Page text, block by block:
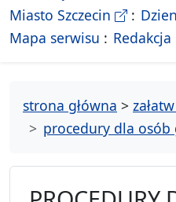
Miasto Szczecin -
Mapa serwisu - drzewko
Redakcja
strona główna >
procedury dla osób